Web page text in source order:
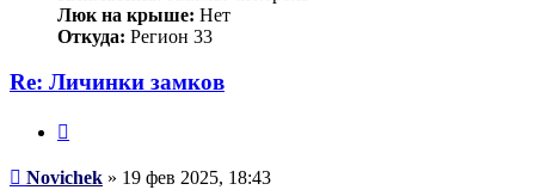
Люк на крыше: Нет
Откуда: Регион 33
Re: Личинки замков
Сообщение
Novichek » 19 фев 2025, 18:43